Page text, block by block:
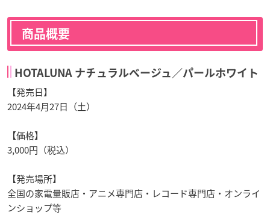
商品概要
HOTALUNA ナチュラルベージュ／パールホワイト
【発売日】
2024年4月27日（土）
【価格】
3,000円（税込）
【発売場所】
全国の家電量販店・アニメ専門店・レコード専門店・オンライ
ンショップ等